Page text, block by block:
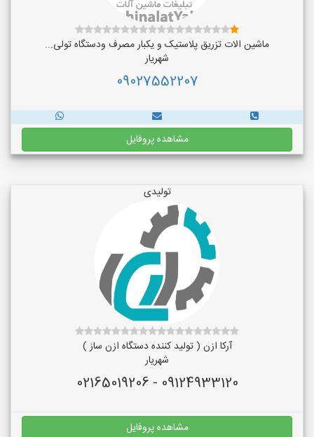
ماشین الات تزریق پلاستیک و یکبار مصرف ودستگاه تولی...
شهریار
09027552207
مشاهده پروفایل
تولیدی
آرکا ازن ( تولید کننده دستگاه ازن ساز )
شهریار
09124933120 - 02165019206
مشاهده پروفایل